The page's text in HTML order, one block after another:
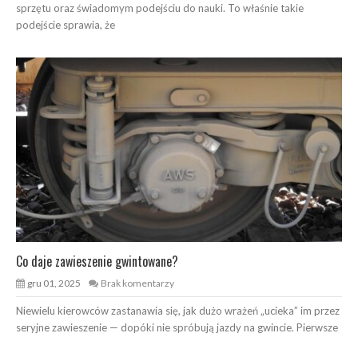
sprzętu oraz świadomym podejściu do nauki. To właśnie takie
podejście sprawia, że
Co daje zawieszenie gwintowane?
gru 01, 2025 Brak komentarzy
Niewielu kierowców zastanawia się, jak dużo wrażeń „ucieka” im przez
seryjne zawieszenie — dopóki nie spróbują jazdy na gwincie. Pierwsze